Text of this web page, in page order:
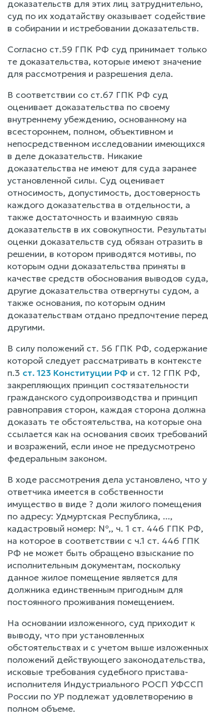
доказательств для этих лиц затруднительно,
суд по их ходатайству оказывает содействие
в собирании и истребовании доказательств.
Согласно ст.59 ГПК РФ суд принимает только
те доказательства, которые имеют значение
для рассмотрения и разрешения дела.
В соответствии со ст.67 ГПК РФ суд
оценивает доказательства по своему
внутреннему убеждению, основанному на
всестороннем, полном, объективном и
непосредственном исследовании имеющихся
в деле доказательств. Никакие
доказательства не имеют для суда заранее
установленной силы. Суд оценивает
относимость, допустимость, достоверность
каждого доказательства в отдельности, а
также достаточность и взаимную связь
доказательств в их совокупности. Результаты
оценки доказательств суд обязан отразить в
решении, в котором приводятся мотивы, по
которым одни доказательства приняты в
качестве средств обоснования выводов суда,
другие доказательства отвергнуты судом, а
также основания, по которым одним
доказательствам отдано предпочтение перед
другими.
В силу положений ст. 56 ГПК РФ, содержание
которой следует рассматривать в контексте
п.3 ст. 123 Конституции РФ и ст. 12 ГПК РФ,
закрепляющих принцип состязательности
гражданского судопроизводства и принцип
равноправия сторон, каждая сторона должна
доказать те обстоятельства, на которые она
ссылается как на основания своих требований
и возражений, если иное не предусмотрено
федеральным законом.
В ходе рассмотрения дела установлено, что у
ответчика имеется в собственности
имущество в виде ? доли жилого помещения
по адресу: Удмуртская Республика, ...,
кадастровый номер: №,, ч. 1 ст. 446 ГПК РФ,
на которое в соответствии с ч.1 ст. 446 ГПК
РФ не может быть обращено взыскание по
исполнительным документам, поскольку
данное жилое помещение является для
должника единственным пригодным для
постоянного проживания помещением.
На основании изложенного, суд приходит к
выводу, что при установленных
обстоятельствах и с учетом выше изложенных
положений действующего законодательства,
исковые требования судебного пристава-
исполнителя Индустриального РОСП УФССП
России по УР подлежат удовлетворению в
полном объеме.